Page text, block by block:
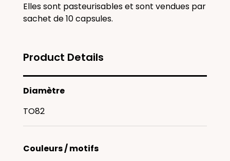
Elles sont pasteurisables et sont vendues par
sachet de 10 capsules.
Product Details
Diamètre
TO82
Couleurs / motifs